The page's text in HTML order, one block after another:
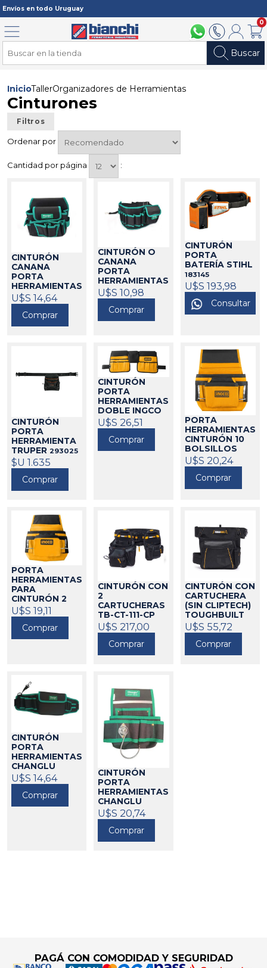
Envíos en todo Uruguay
094 211 1122902 2902Mi cuenta
0
Buscar
Menú
InicioTallerOrganizadores de Herramientas
Cinturones
Filtros
Ordenar por
Cantidad por página :
CINTURÓN
CANANA
PORTA
HERRAMIENTAS
CON
REPARTICIONES
CHANGLU
U$S 14,64
Comprar
CINTURÓN O
CANANA
PORTA
HERRAMIENTAS
CON
REPARTICIÓN
CHANGLU
U$S 10,98
Comprar
CINTURÓN
PORTA
BATERÍA STIHL
183145
U$S 193,98
Consultar
CINTURÓN
PORTA
HERRAMIENTA
TRUPER 293025
$U 1.635
Comprar
CINTURÓN
PORTA
HERRAMIENTAS
DOBLE INGCO
293030
U$S 26,51
Comprar
PORTA
HERRAMIENTAS
CINTURÓN 10
BOLSILLOS
INGCO293026
U$S 20,24
Comprar
PORTA
HERRAMIENTAS
PARA
CINTURÓN 2
BOLSILLOS
INGCO293031
U$S 19,11
Comprar
CINTURÓN CON
2
CARTUCHERAS
TB-CT-111-CP
TOUGHBUILT
293066
U$S 217,00
Comprar
CINTURÓN CON
CARTUCHERA
(SIN CLIPTECH)
TOUGHBUILT
293065
U$S 55,72
Comprar
CINTURÓN
PORTA
HERRAMIENTAS
CHANGLU
293038
U$S 14,64
Comprar
CINTURÓN
PORTA
HERRAMIENTAS
CHANGLU
293042
U$S 20,74
Comprar
PAGÁ CON COMODIDAD Y SEGURIDAD